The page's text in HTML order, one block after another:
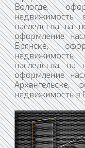
Вологде,
недвижимость
наследства на
оформление
Брянске,
недвижимость
наследства на
оформление
Архангельске,
недвижимость в